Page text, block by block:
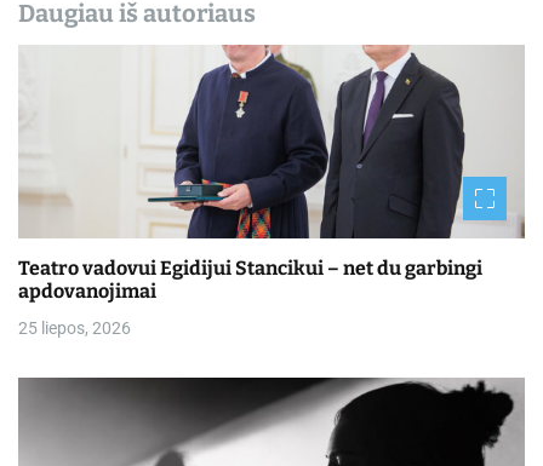
Daugiau iš autoriaus
Teatro vadovui Egidijui Stancikui – net du garbingi
apdovanojimai
25 liepos, 2026